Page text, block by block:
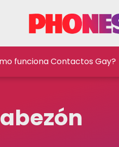
funciona Contactos Gay?